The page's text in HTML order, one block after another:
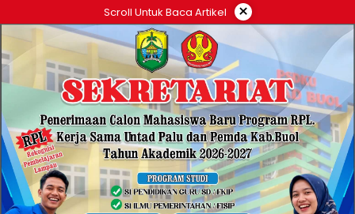
ke
konten
Scroll Untuk Baca Artikel ×